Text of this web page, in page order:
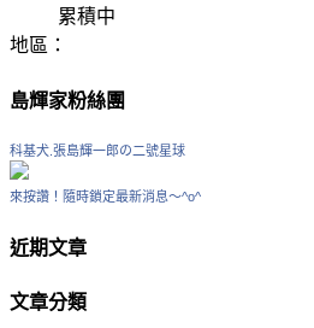
累積中
地區：
島輝家粉絲團
科基犬.張島輝一郎の二號星球
來按讚！隨時鎖定最新消息～^o^
近期文章
文章分類